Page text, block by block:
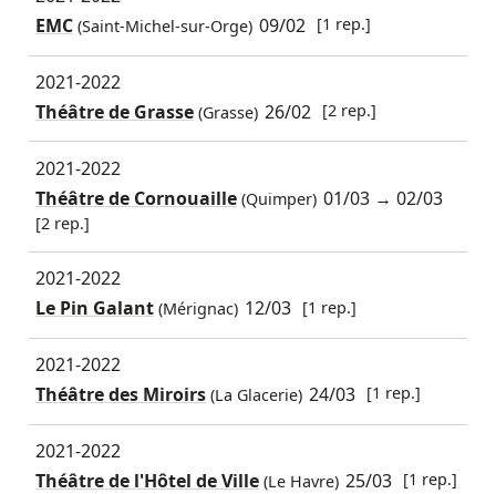
EMC(Saint-Michel-sur-Orge) 09/02 [1 rep.]
2021-2022
Théâtre de Grasse(Grasse) 26/02 [2 rep.]
2021-2022
Théâtre de Cornouaille(Quimper) 01/03 →02/03
[2 rep.]
2021-2022
Le Pin Galant(Mérignac) 12/03 [1 rep.]
2021-2022
Théâtre des Miroirs(La Glacerie) 24/03 [1 rep.]
2021-2022
Théâtre de l'Hôtel de Ville(Le Havre) 25/03 [1 rep.]